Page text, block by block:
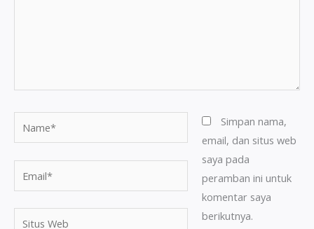
Simpan nama,
email, dan situs web
saya pada
peramban ini untuk
komentar saya
berikutnya.